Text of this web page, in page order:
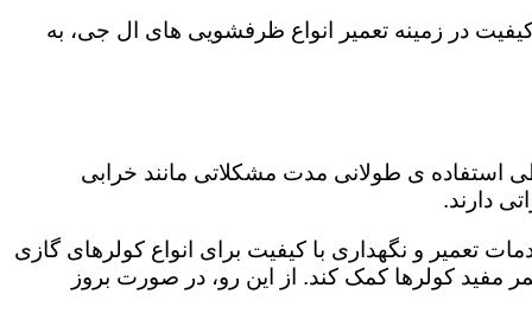
در زمینه تعمیر انواع ظرفشویی های ال جی، به
استفاده ی طولانی مدت مشکلاتی مانند خرابی
دارند.
تعمیر و نگهداری با کیفیت برای انواع کولرهای گازی
مفید کولرها کمک کند. از این رو، در صورت بروز